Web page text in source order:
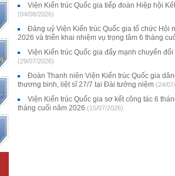
Viện Kiến trúc Quốc gia tiếp đoàn Hiệp hội
(04/08/2026)
Đảng uỷ Viện Kiến trúc Quốc gia tổ chức Hội
2026 và triển khai nhiệm vụ trọng tâm 6 tháng
Viện Kiến trúc Quốc gia đẩy mạnh chuyển
(29/07/2026)
Đoàn Thanh niên Viện Kiến trúc Quốc gia
thương binh, liệt sĩ 27/7 tại Đài tưởng niệm (24/
Viện Kiến trúc Quốc gia sơ kết công tác 6
tháng cuối năm 2026 (15/07/2026)